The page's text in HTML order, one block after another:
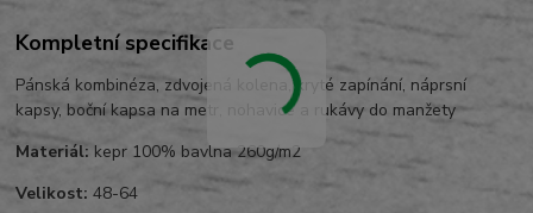
Kompletní specifikace
Pánská kombinéza, zdvojená kolena, kryté zapínání, náprsní
kapsy, boční kapsa na metr, nohavice a rukávy do manžety
Materiál: kepr 100% bavlna 260g/m2
Velikost: 48-64